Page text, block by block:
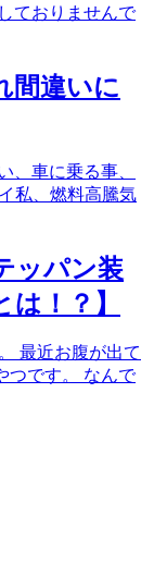
ておりませんで
間違いに
、車に乗る事、
私、燃料高騰気
ッパン装
！？】
最近お腹が出て
つです。 なんで